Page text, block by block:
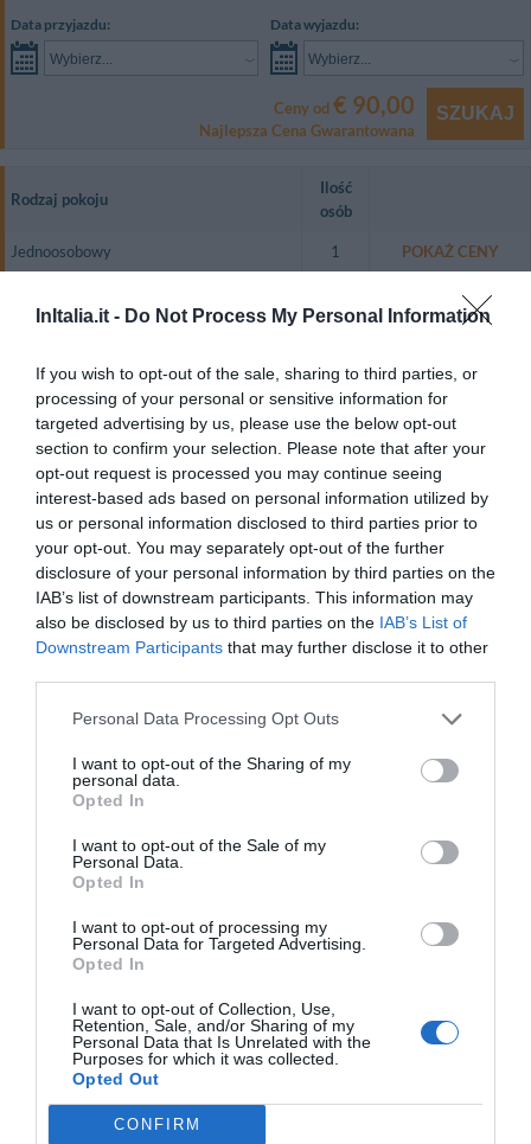
InItalia.it - Do Not Process My Personal Information
If you wish to opt-out of the sale, sharing to third parties, or
processing of your personal or sensitive information for
targeted advertising by us, please use the below opt-out
section to confirm your selection. Please note that after your
opt-out request is processed you may continue seeing
interest-based ads based on personal information utilized by
us or personal information disclosed to third parties prior to
your opt-out. You may separately opt-out of the further
disclosure of your personal information by third parties on the
IAB’s list of downstream participants. This information may
also be disclosed by us to third parties on the IAB’s List of
Downstream Participants that may further disclose it to other
Personal Data Processing Opt Outs
I want to opt-out of the Sharing of my
personal data.
Opted In
I want to opt-out of the Sale of my
Personal Data.
Opted In
I want to opt-out of processing my
Personal Data for Targeted Advertising.
Opted In
I want to opt-out of Collection, Use,
Retention, Sale, and/or Sharing of my
Personal Data that Is Unrelated with the
Purposes for which it was collected.
Opted Out
CONFIRM
Data przyjazdu:
Wybierz...
Data wyjazdu:
Wybierz...
Ceny od€ 90,00
Najlepsza Cena Gwarantowana
SZUKAJ
Rodzaj pokoju
Ilość
osób
Jednoosobowy 1 POKAŻ CENY
POKAŻ CENY
Trzyosobowy 3 POKAŻ CENY
Hotel dysponuje 37 ładnie urządzonymi pokojami, wyposażonymi w
balkon, łącze internetowe, klimatyzację, kolorowy telewizor z kanałami
telewizji satelitarnej, sejf, minibar i łazienkę.
Dostępne pokoje: Jednoosobowy, Dwuosobowy, Dwuosobowy z łóżkiem
Usługi zawarte w cenie
Bar
Dostęp do Internetu
ogólnodostępnych
Parking Wewnętrzny - Prywatny
Portier
Przechowywalnia Bagażu
Punkt Internetowy
wymeldowanie
Wielojęzyczny Personel
Restauracja i Bar
pyszny bufet ze słodkimi i słonymi przystawkami na dobre rozpoczęcie
Na tarasie słonecznym mieszczącym się na 5 piętrze, goście mogą się
zrelaksować i podziwiać Zatokę Poetów w całej jej okazałości.
Usługi płatne
Opieka medyczna
Pralnia
Pranie na sucho
Charakterystyka Hotelu